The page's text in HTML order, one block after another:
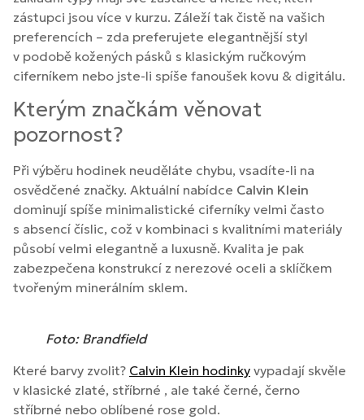
zástupci jsou více v kurzu. Záleží tak čistě na vašich
preferencích – zda preferujete elegantnější styl
v podobě kožených pásků s klasickým ručkovým
ciferníkem nebo jste-li spíše fanoušek kovu & digitálu.
Kterým značkám věnovat
pozornost?
Při výběru hodinek neuděláte chybu, vsadíte-li na
osvědčené značky. Aktuální nabídce Calvin Klein
dominují spíše minimalistické ciferníky velmi často
s absencí číslic, což v kombinaci s kvalitními materiály
působí velmi elegantně a luxusně. Kvalita je pak
zabezpečena konstrukcí z nerezové oceli a sklíčkem
tvořeným minerálním sklem.
Foto: Brandfield
Které barvy zvolit? Calvin Klein hodinky vypadají skvěle
v klasické zlaté, stříbrné , ale také černé, černo
stříbrné nebo oblíbené rose gold.